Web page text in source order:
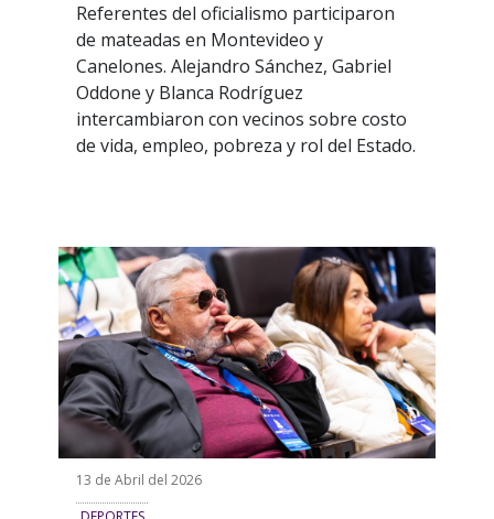
Referentes del oficialismo participaron
de mateadas en Montevideo y
Canelones. Alejandro Sánchez, Gabriel
Oddone y Blanca Rodríguez
intercambiaron con vecinos sobre costo
de vida, empleo, pobreza y rol del Estado.
13 de Abril del 2026